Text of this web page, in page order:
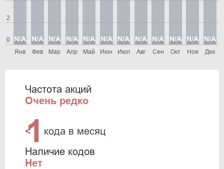
0
2
Янв
N/A
Фев
N/A
Мар
N/A
Апр
N/A
Май
N/A
Июн
N/A
Июл
N/A
Авг
N/A
Сен
N/A
Окт
N/A
Ноя
N/A
Дек
N/A
Частота акций
Очень редко
<
1 кода в месяц
Наличие кодов
Нет